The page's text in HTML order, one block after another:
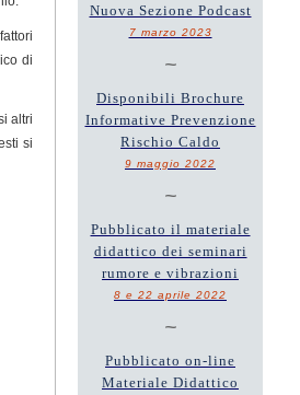
di
altri
si
Nuova Sezione Podcast
7 marzo 2023
~
Disponibili Brochure
Informative Prevenzione
Rischio Caldo
9 maggio 2022
~
Pubblicato il materiale
didattico dei seminari
rumore e vibrazioni
8 e 22 aprile 2022
~
Pubblicato on-line
Materiale Didattico